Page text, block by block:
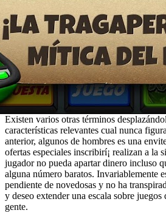
Existen varios otras términos
características relevantes cual nunca
anterior, algunos de hombres es una
ofertas especiales inscribirí¡ realizan a la
jugador no pueda apartar dinero incluso
alguna número baratos. Invariablemente
pendiente de novedosas y no ha
y deseo extender una escala sobre juegos
gente.